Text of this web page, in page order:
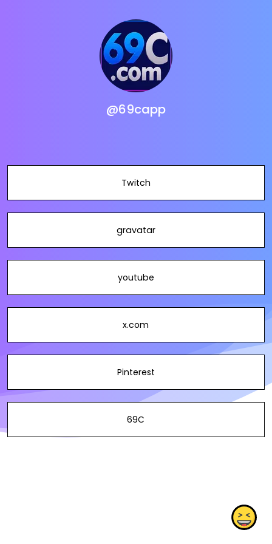
@69capp
Twitch
gravatar
youtube
x.com
Pinterest
69C